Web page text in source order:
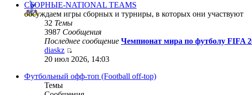
СБОРНЫЕ-NATIONAL TEAMS
обсуждаем игры сборных и турниры, в которых они участвуют
32 Темы
3987 Сообщения
Последнее сообщение Чемпионат мира по футболу FIFA
diaskz
20 июл 2026, 14:03
Футбольный офф-топ (Football off-top)
Темы